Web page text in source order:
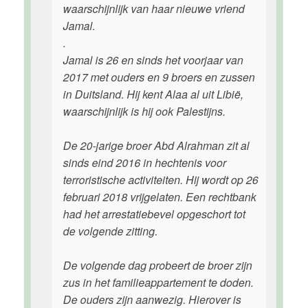
waarschijnlijk van haar nieuwe vriend
Jamal.
.
Jamal is 26 en sinds het voorjaar van
2017 met ouders en 9 broers en zussen
in Duitsland. Hij kent Alaa al uit Libië,
waarschijnlijk is hij ook Palestijns.
De 20-jarige broer Abd Alrahman zit al
sinds eind 2016 in hechtenis voor
terroristische activiteiten. Hij wordt op 26
februari 2018 vrijgelaten. Een rechtbank
had het arrestatiebevel opgeschort tot
de volgende zitting.
De volgende dag probeert de broer zijn
zus in het familieappartement te doden.
De ouders zijn aanwezig. Hierover is